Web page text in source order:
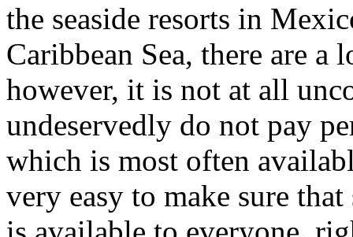
the seaside resorts in
Caribbean Sea, there are
however, it is not at all
undeservedly do not pay
which is most often
very easy to make sure